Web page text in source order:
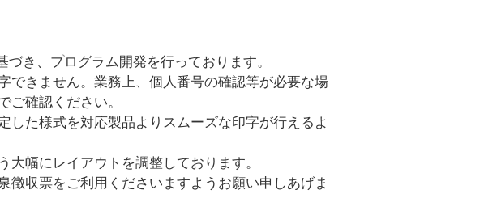
き、プログラム開発を行っております。
できません。業務上、個人番号の確認等が必要な場
ご確認ください。
した様式を対応製品よりスムーズな印字が行えるよ
幅にレイアウトを調整しております。
徴収票をご利用くださいますようお願い申しあげま